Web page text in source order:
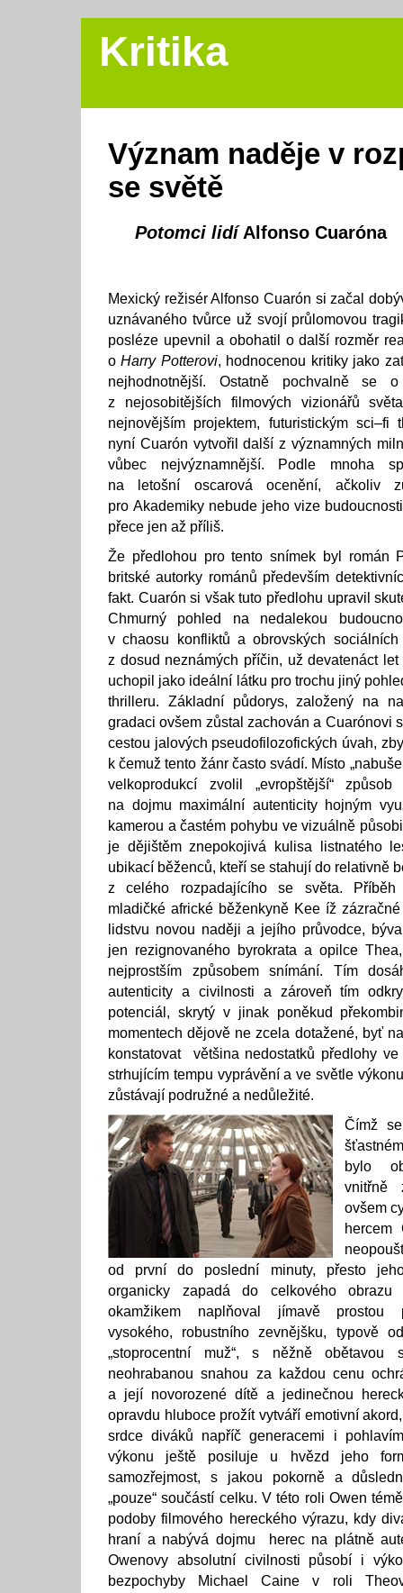
Kritika
Význam naděje v
se světě
Potomci lidíAlfonso Cuaróna
Mexický režisér Alfonso Cuarón si začal
uznávaného tvůrce už svojí průlomovou
posléze upevnil a obohatil o další rozměr
oHarry Potterovi, hodnocenou kritiky jako
nejhodnotnější. Ostatně pochvalně
z nejosobitějších filmových vizionářů
nejnovějším projektem, futuristickým sci–fi
nyní Cuarón vytvořil další z významných
vůbec nejvýznamnější. Podle mnoha
na letošní oscarová ocenění, ačkoliv
pro Akademiky nebude jeho vize
přece jen až příliš.
Že předlohou pro tento snímek byl román
britské autorky románů především
fakt. Cuarón si však tuto předlohu upravil
Chmurný pohled na nedalekou
v chaosu konfliktů a obrovských
z dosud neznámých příčin, už devatenáct
uchopil jako ideální látku pro trochu jiný
thrilleru. Základní půdorys, založený na
gradaci ovšem zůstal zachován a Cuarónovi
cestou jalových pseudofilozofických úvah,
k čemuž tento žánr často svádí. Místo
velkoprodukcí zvolil „evropštější“ způsob
na dojmu maximální autenticity hojným
kamerou a častém pohybu ve vizuálně
je dějištěm znepokojivá kulisa listnatého
ubikací běženců, kteří se stahují do relativně
z celého rozpadajícího se světa. Příběh
mladičké africké běženkyně Kee íž
lidstvu novou naději a jejího průvodce,
jen rezignovaného byrokrata a opilce
nejprostším způsobem snímání. Tím
autenticity a civilnosti a zároveň tím
potenciál, skrytý v jinak poněkud
momentech dějově ne zcela dotažené, byť
konstatovat většina nedostatků předlohy
strhujícím tempu vyprávění a ve světle
zůstávají podružné a nedůležité.
Čímž
bylo
vnitřně
ovšem
hercem
od první do poslední minuty, přesto
organicky zapadá do celkového
okamžikem naplňoval jímavě prostou
vysokého, robustního zevnějšku, typově
„stoprocentní muž“, s něžně obětavou
neohrabanou snahou za každou cenu
a její novorozené dítě a jedinečnou
opravdu hluboce prožít vytváří emotivní
srdce diváků napříč generacemi i
výkonu ještě posiluje u hvězd jeho
samozřejmost, s jakou pokorně a
„pouze“ součástí celku. V této roli Owen
podoby filmového hereckého výrazu, kdy
hraní a nabývá dojmu herec na plátně
Owenovy absolutní civilnosti působí i
bezpochyby Michael Caine v roli